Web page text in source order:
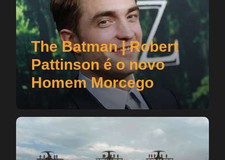
The Batman | Robert
Pattinson é o novo
Homem Morcego